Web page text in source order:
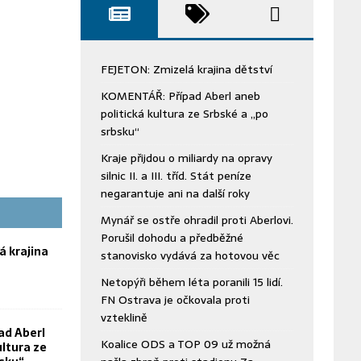
krajina
Aberl
ze
FEJETON: Zmizelá krajina dětství
KOMENTÁŘ: Případ Aberl aneb
politická kultura ze Srbské a „po
srbsku“
Kraje přijdou o miliardy na opravy
silnic II. a III. tříd. Stát peníze
negarantuje ani na další roky
Mynář se ostře ohradil proti Aberlovi.
Porušil dohodu a předběžné
stanovisko vydává za hotovou věc
Netopýři během léta poranili 15 lidí.
FN Ostrava je očkovala proti
vzteklině
Koalice ODS a TOP 09 už možná